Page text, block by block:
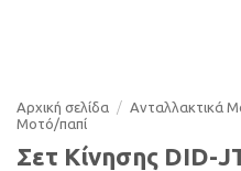
Αρχική σελίδα / Ανταλλακτικά
Μοτό/παπί
Σετ Κίνησης DID-